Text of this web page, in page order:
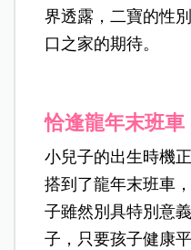
界透露，二寶的性
口之家的期待。
恰逢龍年末班
小兒子的出生時機
搭到了龍年末班車
子雖然別具特別意
子，只要孩子健康